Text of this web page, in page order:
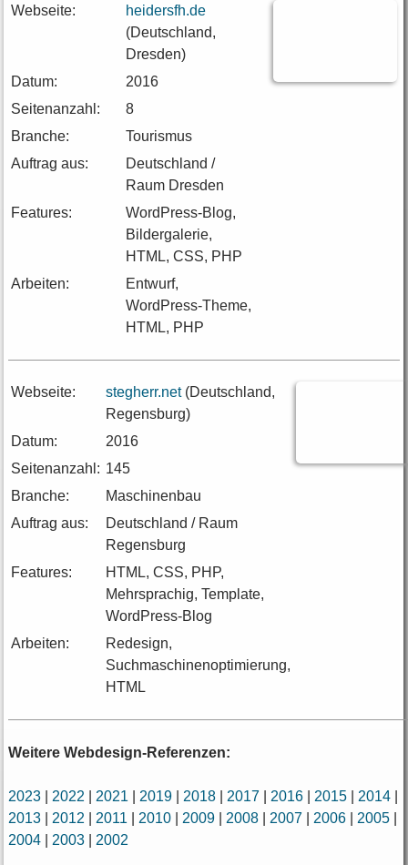
Webseite:
heidersfh.de
(Deutschland,
Dresden)
Datum:
2016
Seitenanzahl:
8
Branche:
Tourismus
Auftrag aus:
Deutschland /
Raum Dresden
Features:
WordPress-Blog,
Bildergalerie,
HTML, CSS, PHP
Arbeiten:
Entwurf,
WordPress-Theme,
HTML, PHP
Webseite: stegherr.net(Deutschland,
Regensburg)
Datum:
2016
Seitenanzahl: 145
Branche:
Maschinenbau
Auftrag aus:
Deutschland / Raum
Regensburg
Features:
HTML, CSS, PHP,
Mehrsprachig, Template,
WordPress-Blog
Arbeiten:
Redesign,
Suchmaschinenoptimierung,
HTML
Weitere Webdesign-Referenzen:
2023| 2022 2021 2019| 2018| 2017| 2016| 2015| 2014|
2013| 2012 2011 2010| 2009| 2008| 2007| 2006| 2005|
2004| 2003| 2002